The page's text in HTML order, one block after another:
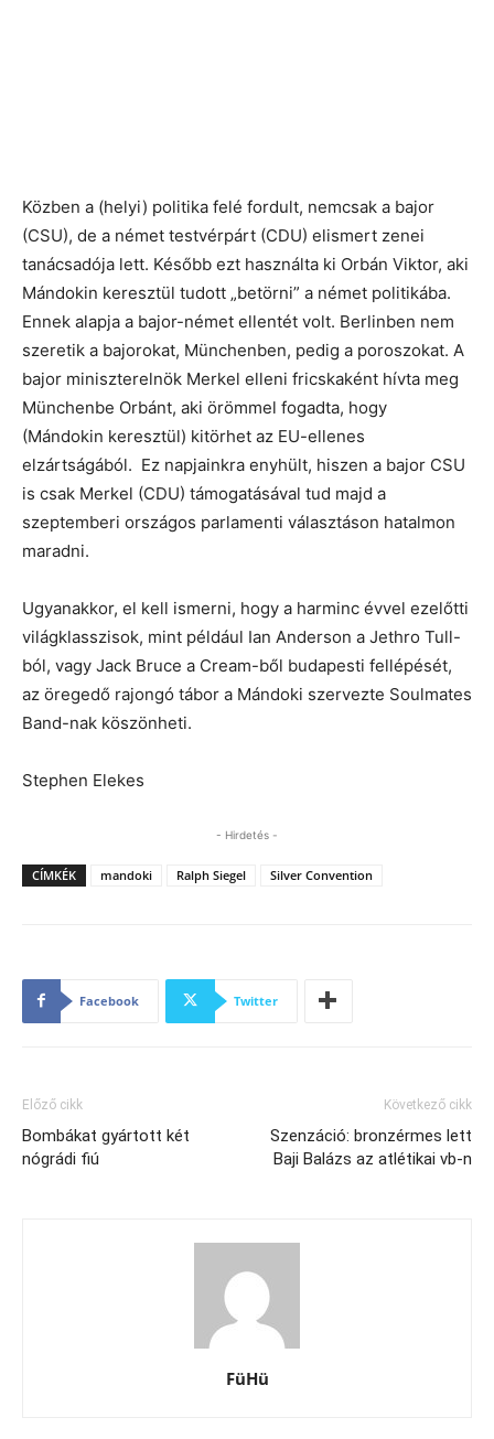
Közben a (helyi) politika felé fordult, nemcsak a bajor
(CSU), de a német testvérpárt (CDU) elismert zenei
tanácsadója lett. Később ezt használta ki Orbán Viktor, aki
Mándokin keresztül tudott „betörni” a német politikába.
Ennek alapja a bajor-német ellentét volt. Berlinben nem
szeretik a bajorokat, Münchenben, pedig a poroszokat. A
bajor miniszterelnök Merkel elleni fricskaként hívta meg
Münchenbe Orbánt, aki örömmel fogadta, hogy
(Mándokin keresztül) kitörhet az EU-ellenes
elzártságából. Ez napjainkra enyhült, hiszen a bajor CSU
is csak Merkel (CDU) támogatásával tud majd a
szeptemberi országos parlamenti választáson hatalmon
maradni.
Ugyanakkor, el kell ismerni, hogy a harminc évvel ezelőtti
világklasszisok, mint például Ian Anderson a Jethro Tull-
ból, vagy Jack Bruce a Cream-ből budapesti fellépését,
az öregedő rajongó tábor a Mándoki szervezte Soulmates
Band-nak köszönheti.
Stephen Elekes
- Hirdetés -
CÍMKÉK mandoki Ralph Siegel Silver Convention
Facebook Twitter
Előző cikk
Bombákat gyártott két
nógrádi fiú
Következő cikk
Szenzáció: bronzérmes lett
Baji Balázs az atlétikai vb-n
FüHü